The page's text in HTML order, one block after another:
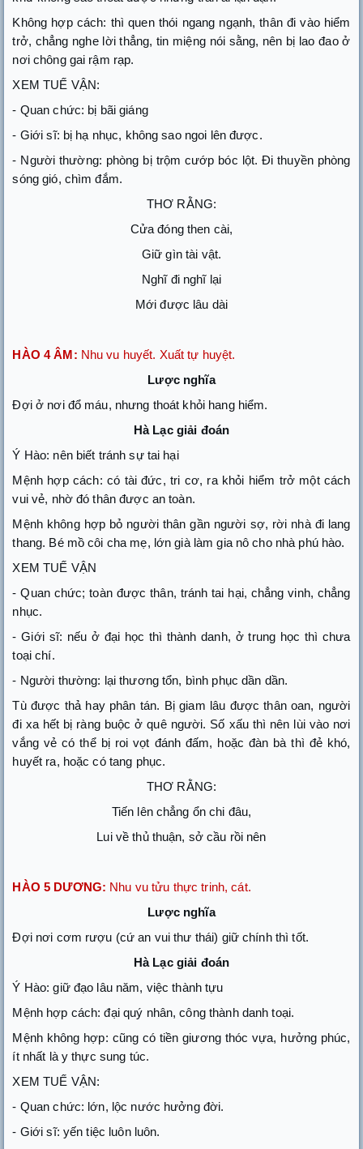
Không hợp cách: thì quen thói ngang ngạnh, thân đi vào hiểm
trở, chẳng nghe lời thẳng, tin miệng nói sằng, nên bị lao đao ở
nơi chông gai rậm rạp.
XEM TUẾ VẬN:
- Quan chức: bị bãi giáng
- Giới sĩ: bị hạ nhục, không sao ngoi lên được.
- Người thường: phòng bị trộm cướp bóc lột. Đi thuyền phòng
sóng gió, chìm đắm.
THƠ RẰNG:
Cửa đóng then cài,
Giữ gìn tài vật.
Nghĩ đi nghĩ lại
Mới được lâu dài
HÀO 4 ÂM: Nhu vu huyết. Xuất tự huyệt.
Lược nghĩa
Đợi ở nơi đổ máu, nhưng thoát khỏi hang hiểm.
Hà Lạc giải đoán
Ý Hào: nên biết tránh sự tai hại
Mệnh hợp cách: có tài đức, tri cơ, ra khỏi hiểm trở một cách
vui vẻ, nhờ đó thân được an toàn.
Mệnh không hợp bỏ người thân gần người sợ, rời nhà đi lang
thang. Bé mồ côi cha mẹ, lớn già làm gia nô cho nhà phú hào.
XEM TUẾ VẬN
- Quan chức; toàn được thân, tránh tai hại, chẳng vinh, chẳng
nhục.
- Giới sĩ: nếu ở đại học thì thành danh, ở trung học thì chưa
toại chí.
- Người thường: lại thương tổn, bình phục dần dần.
Tù được thả hay phân tán. Bị giam lâu được thân oan, người
đi xa hết bị ràng buộc ở quê người. Số xấu thì nên lùi vào nơi
vắng vẻ có thể bị roi vọt đánh đấm, hoặc đàn bà thì đẻ khó,
huyết ra, hoặc có tang phục.
THƠ RẰNG:
Tiến lên chẳng ổn chi đâu,
Lui về thủ thuận, sở cầu rồi nên
HÀO 5 DƯƠNG: Nhu vu tửu thực trinh, cát.
Lược nghĩa
Đợi nơi cơm rượu (cứ an vui thư thái) giữ chính thì tốt.
Hà Lạc giải đoán
Ý Hào: giữ đạo lâu năm, việc thành tựu
Mệnh hợp cách: đại quý nhân, công thành danh toại.
Mệnh không hợp: cũng có tiền giương thóc vựa, hưởng phúc,
ít nhất là y thực sung túc.
XEM TUẾ VẬN:
- Quan chức: lớn, lộc nước hưởng đời.
- Giới sĩ: yến tiệc luôn luôn.